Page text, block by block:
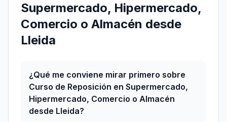
Supermercado, Hipermercado,
Comercio o Almacén desde
Lleida
¿Qué me conviene mirar primero sobre
Curso de Reposición en Supermercado,
Hipermercado, Comercio o Almacén
desde Lleida?